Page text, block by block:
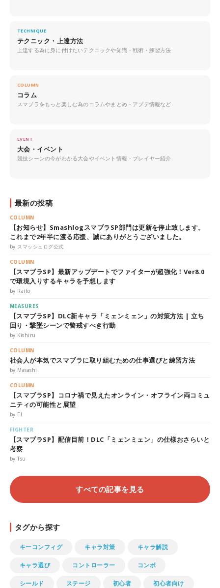
TECHNIQUE
テクニック・上達方法
上達する為に身に付けたいテクニックや知識・戦術・練習方法
COLUMN
コラム
スマブラをもっと楽しむ為のコラムやまとめ・アプデ情報など
EVENT
大会・イベント
競技シーンの今がわかる大会やイベント情報・プレイヤー紹介
最新の投稿
COLUMN
【お知らせ】SmashlogスマブラSP部門は更新を停止致します。
これまで2年半に渡る応援、誠にありがとうございました。
by スマッシュログ公式
COLUMN
【スマブラSP】最新アップデートでファイターが超強化！Ver8.0
で環境入りするキャラを予想します
by Raito
MEASURES
【スマブラSP】DLC新キャラ「ミェンミェン」の対策方法 | 立ち
回り・撃墜シーンで警戒すべき行動
by Kishiru
COLUMN
社会人が本気でスマブラに取り組むための仕事選びと練習方法
by Masashi
COLUMN
【スマブラSP】コロナ禍で見えたオンライン・オフライン両コミュ
ニティの可能性と展望
by EL
FIGHTER
【スマブラSP】配信目前！DLC「ミェンミェン」の仕様おさらいと
考察
by Tsu
すべての記事を見る
タグから探す
キーコンフィグ キャラ対策 キャラ解説
キャラ選び コントローラー コンボ
シールド ステージ 初心者 初心者向け